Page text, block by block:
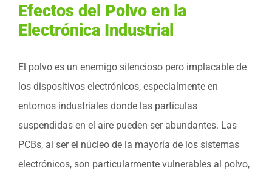
Efectos del Polvo en la
Electrónica Industrial
El polvo es un enemigo silencioso pero implacable de
los dispositivos electrónicos, especialmente en
entornos industriales donde las partículas
suspendidas en el aire pueden ser abundantes. Las
PCBs, al ser el núcleo de la mayoría de los sistemas
electrónicos, son particularmente vulnerables al polvo,